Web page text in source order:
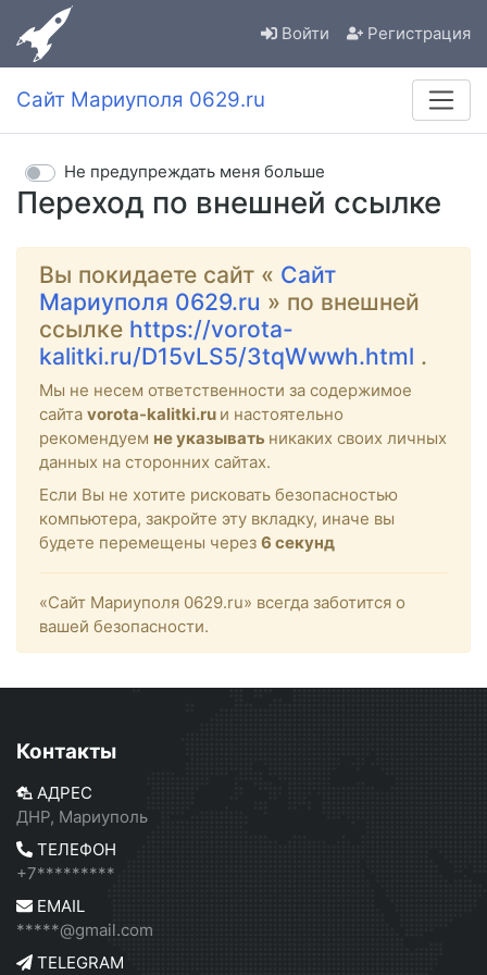
Войти Регистрация
Сайт Мариуполя 0629.ru
Переход по внешней ссылке
Не предупреждать меня больше
Вы покидаете сайт « Сайт
Мариуполя 0629.ru » по внешней
ссылке https://vorota-
kalitki.ru/D15vLS5/3tqWwwh.html .
Мы не несем ответственности за содержимое
сайта vorota-kalitki.ru и настоятельно
рекомендуем не указывать никаких своих личных
данных на сторонних сайтах.
Если Вы не хотите рисковать безопасностью
компьютера, закройте эту вкладку, иначе вы
будете перемещены через 6 секунд
«Сайт Мариуполя 0629.ru» всегда заботится о
вашей безопасности.
Контакты
АДРЕС
ДНР, Мариуполь
ТЕЛЕФОН
+7*********
EMAIL
*****@gmail.com
TELEGRAM